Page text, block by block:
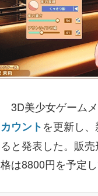
3D美少女ゲーム
カウントを更新し
ると発表した。販
格は8800円を予定し